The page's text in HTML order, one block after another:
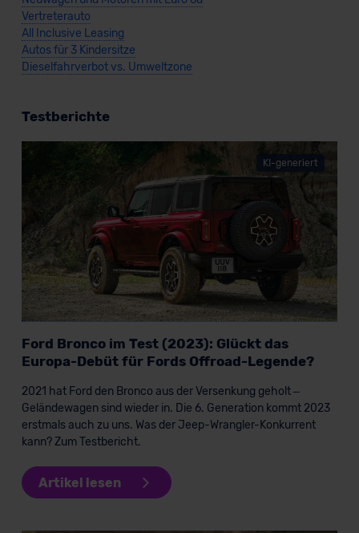
Vertreterauto
All Inclusive Leasing
Autos für 3 Kindersitze
Dieselfahrverbot vs. Umweltzone
Testberichte
KI-generiert
Ford Bronco im Test (2023): Glückt das
Europa-Debüt für Fords Offroad-Legende?
2021 hat Ford den Bronco aus der Versenkung geholt –
Geländewagen sind wieder in. Die 6. Generation kommt 2023
erstmals auch zu uns. Was der Jeep-Wrangler-Konkurrent
kann? Zum Testbericht.
Artikel lesen